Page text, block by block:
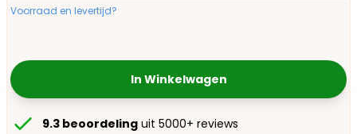
Voorraad en levertijd?
In Winkelwagen
9.3 beoordeling uit 5000+ reviews